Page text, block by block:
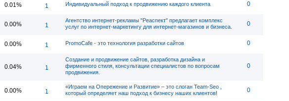
0.01% 1 Индивидуальный подход к продвижению каждого клиента 0
0.00% 1
Агентство интернет-рекламы "Реаспект" предлагает комплекс
услуг по интернет-маркетингу для интернет-магазинов и бизнеса.
0
0.00% 1 PromoCafe - это технология разработки сайтов 0
0.04% 1
Создание и продвижение сайтов, разработка дизайна и
фирменного стиля, консультации специалистов по вопросам
продвижения.
0
0.00% 1
«Играем на Опережение и Развитие» – это слоган Team-Seo ,
который определяет наш подход к бизнесу наших клиентов!
0